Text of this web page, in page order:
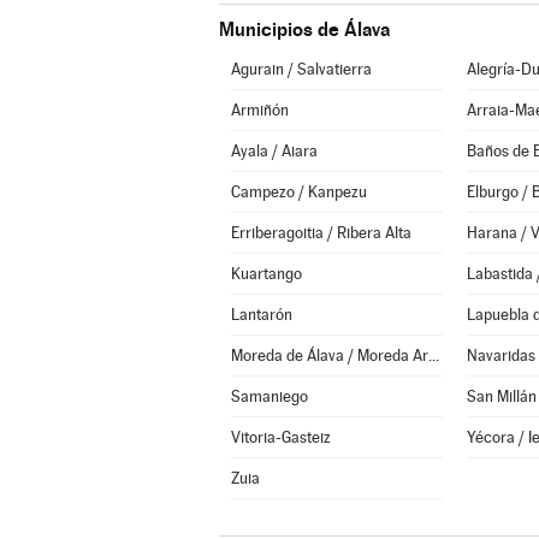
Municipios de Álava
Agurain / Salvatierra Alegría-
Armiñón Arraia-
Ayala / Aiara Baños de
Campezo / Kanpezu Elburgo /
Erriberagoitia / Ribera Alta Harana /
Kuartango Labastida
Lantarón Lapuebla
Moreda de Álava / Moreda Araba Navaridas
Samaniego San
Vitoria-Gasteiz Yécora /
Zuia